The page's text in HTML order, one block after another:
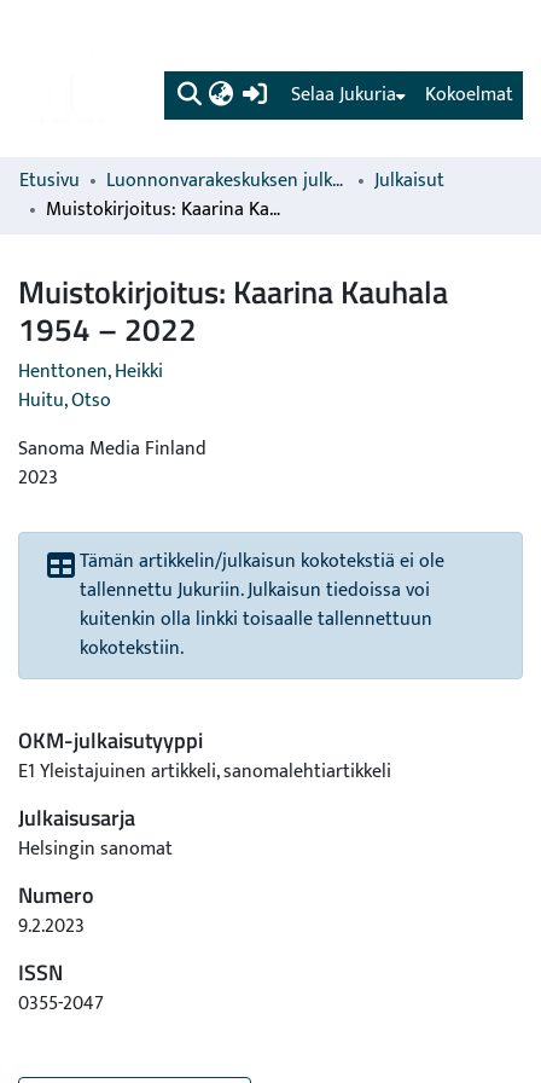
(current) Kokoelmat
Selaa Jukuria
Etusivu Luonnonvarakeskuksen julkaisut
Julkaisut
Muistokirjoitus: Kaarina Kauhala 1954 – 2022
Muistokirjoitus: Kaarina Kauhala
1954 – 2022
Henttonen, Heikki
Huitu, Otso
Sanoma Media Finland
2023
Tämän artikkelin/julkaisun kokotekstiä ei ole
tallennettu Jukuriin. Julkaisun tiedoissa voi
kuitenkin olla linkki toisaalle tallennettuun
kokotekstiin.
OKM-julkaisutyyppi
E1 Yleistajuinen artikkeli, sanomalehtiartikkeli
Julkaisusarja
Helsingin sanomat
Numero
9.2.2023
ISSN
0355-2047